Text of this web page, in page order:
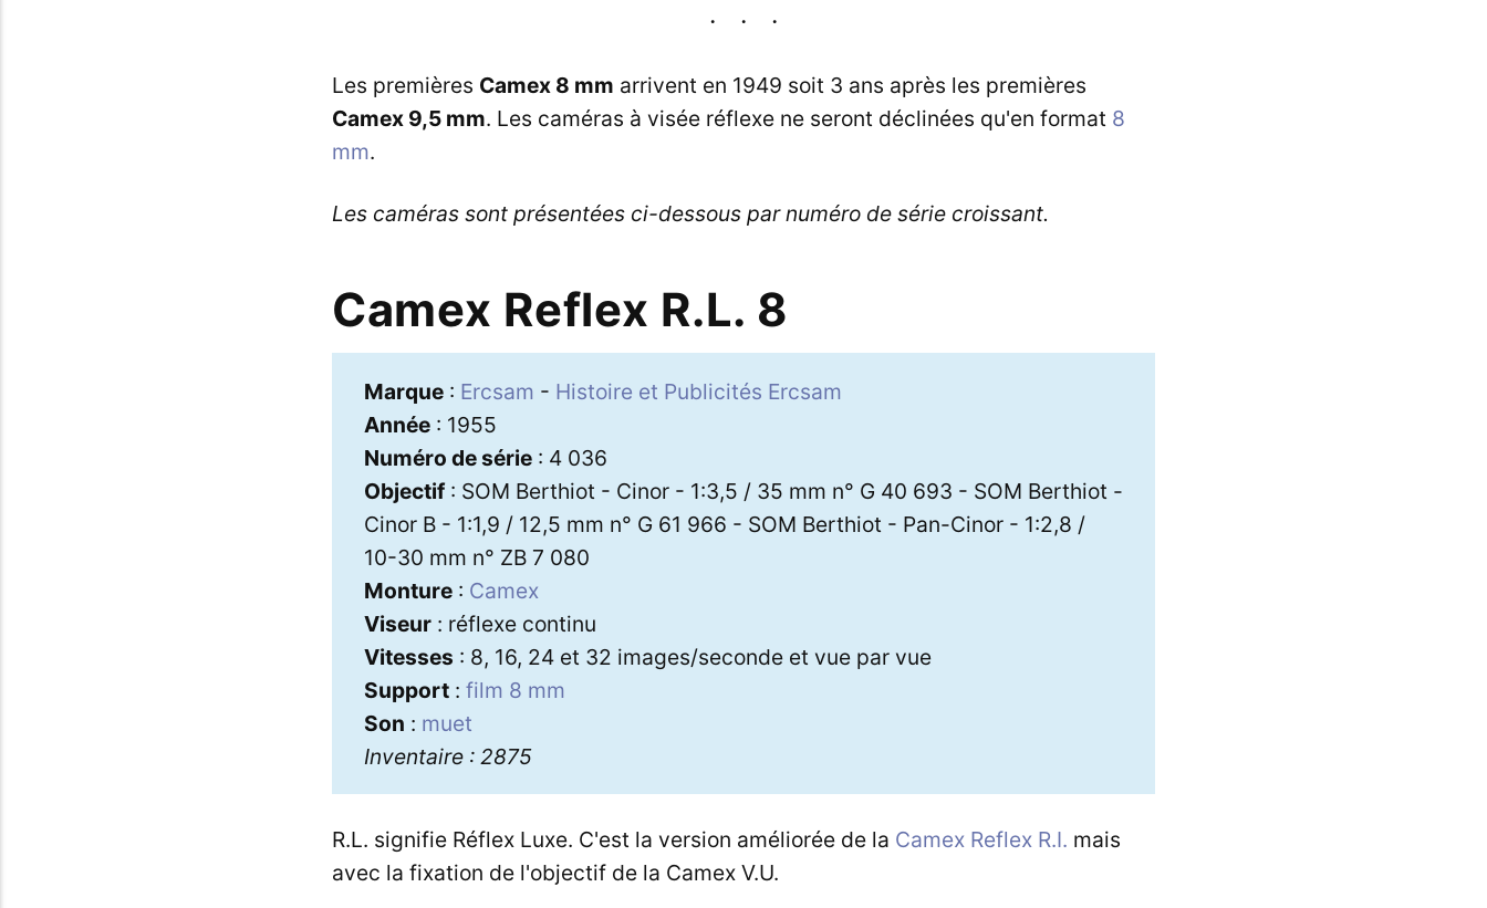
Les premières Camex 8 mm arrivent en 1949 soit 3 ans après les premières
Camex 9,5 mm. Les caméras à visée réflexe ne seront déclinées qu'en format 8
mm.
Les caméras sont présentées ci-dessous par numéro de série croissant.
Camex Reflex R.L. 8
Marque: Ercsam - Histoire et Publicités Ercsam
Année: 1955
Numéro de série: 4 036
Objectif: SOM Berthiot - Cinor - 1:3,5 / 35 mm n° G 40 693 - SOM Berthiot -
Cinor B - 1:1,9 / 12,5 mm n° G 61 966 - SOM Berthiot - Pan-Cinor - 1:2,8 /
10-30 mm n° ZB 7 080
Monture: Camex
Viseur: réflexe continu
Vitesses : 8, 16, 24 et 32 images/seconde et vue par vue
Support: film 8 mm
Son : muet
Inventaire : 2875
R.L. signifie Réflex Luxe. C'est la version améliorée de la Camex Reflex R.I. mais
avec la fixation de l'objectif de la Camex V.U.